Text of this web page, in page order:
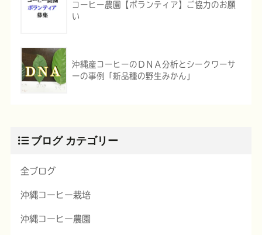
コーヒー農園【ボランティア】ご協力のお願
い
沖縄産コーヒーのＤＮＡ分析とシークワーサ
ーの事例「新品種の野生みかん」
ブログ カテゴリー
全ブログ
沖縄コーヒー栽培
沖縄コーヒー農園